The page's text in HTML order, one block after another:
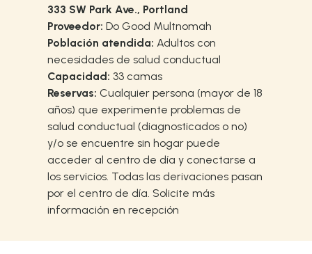
333 SW Park Ave., Portland
Proveedor: Do Good Multnomah
Población atendida: Adultos con
necesidades de salud conductual
Capacidad: 33 camas
Reservas: Cualquier persona (mayor de 18
años) que experimente problemas de
salud conductual (diagnosticados o no)
y/o se encuentre sin hogar puede
acceder al centro de día y conectarse a
los servicios. Todas las derivaciones pasan
por el centro de día. Solicite más
información en recepción